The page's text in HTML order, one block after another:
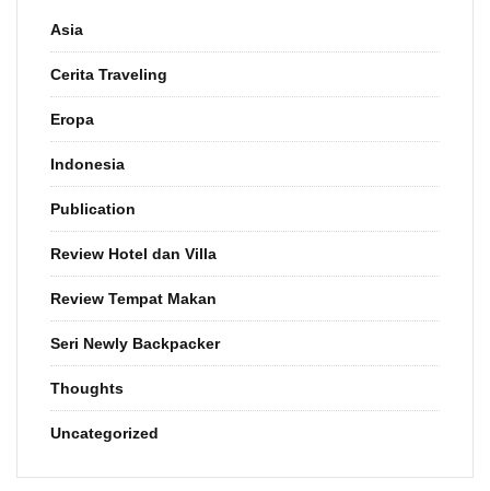
Asia
Cerita Traveling
Eropa
Indonesia
Publication
Review Hotel dan Villa
Review Tempat Makan
Seri Newly Backpacker
Thoughts
Uncategorized